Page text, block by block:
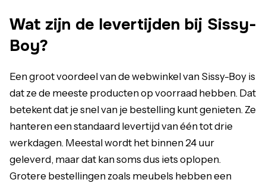
Wat zijn de levertijden bij Sissy-
Boy?
Een groot voordeel van de webwinkel van Sissy-Boy is
dat ze de meeste producten op voorraad hebben. Dat
betekent dat je snel van je bestelling kunt genieten. Ze
hanteren een standaard levertijd van één tot drie
werkdagen. Meestal wordt het binnen 24 uur
geleverd, maar dat kan soms dus iets oplopen.
Grotere bestellingen zoals meubels hebben een